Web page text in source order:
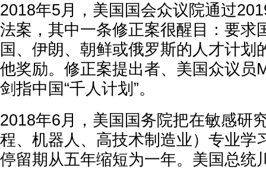
2018年5月，美国国会众议院通过
法案，其中一条修正案很醒目：要求
国、伊朗、朝鲜或俄罗斯的人才计划
他奖励。修正案提出者、美国众议员
剑指中国“千人计划”。
2018年6月，美国国务院把在敏感研
程、机器人、高技术制造业）专业学
停留期从五年缩短为一年。美国总统